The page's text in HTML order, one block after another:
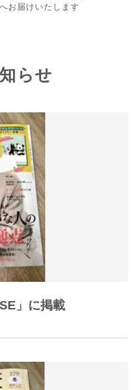
お届けいたします
らせ
」に掲載